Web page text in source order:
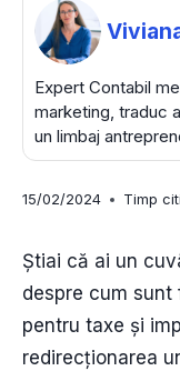
Expert Contabil
marketing, traduc
un limbaj
15/02/2024 Timp
Știai că ai un
despre cum
pentru taxe și
redirecționarea